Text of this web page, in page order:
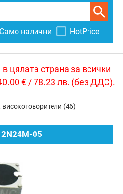
Само налични HotPrice
цялата страна за всички
€ / 78.23 лв. (без ДДС).
(46)
05